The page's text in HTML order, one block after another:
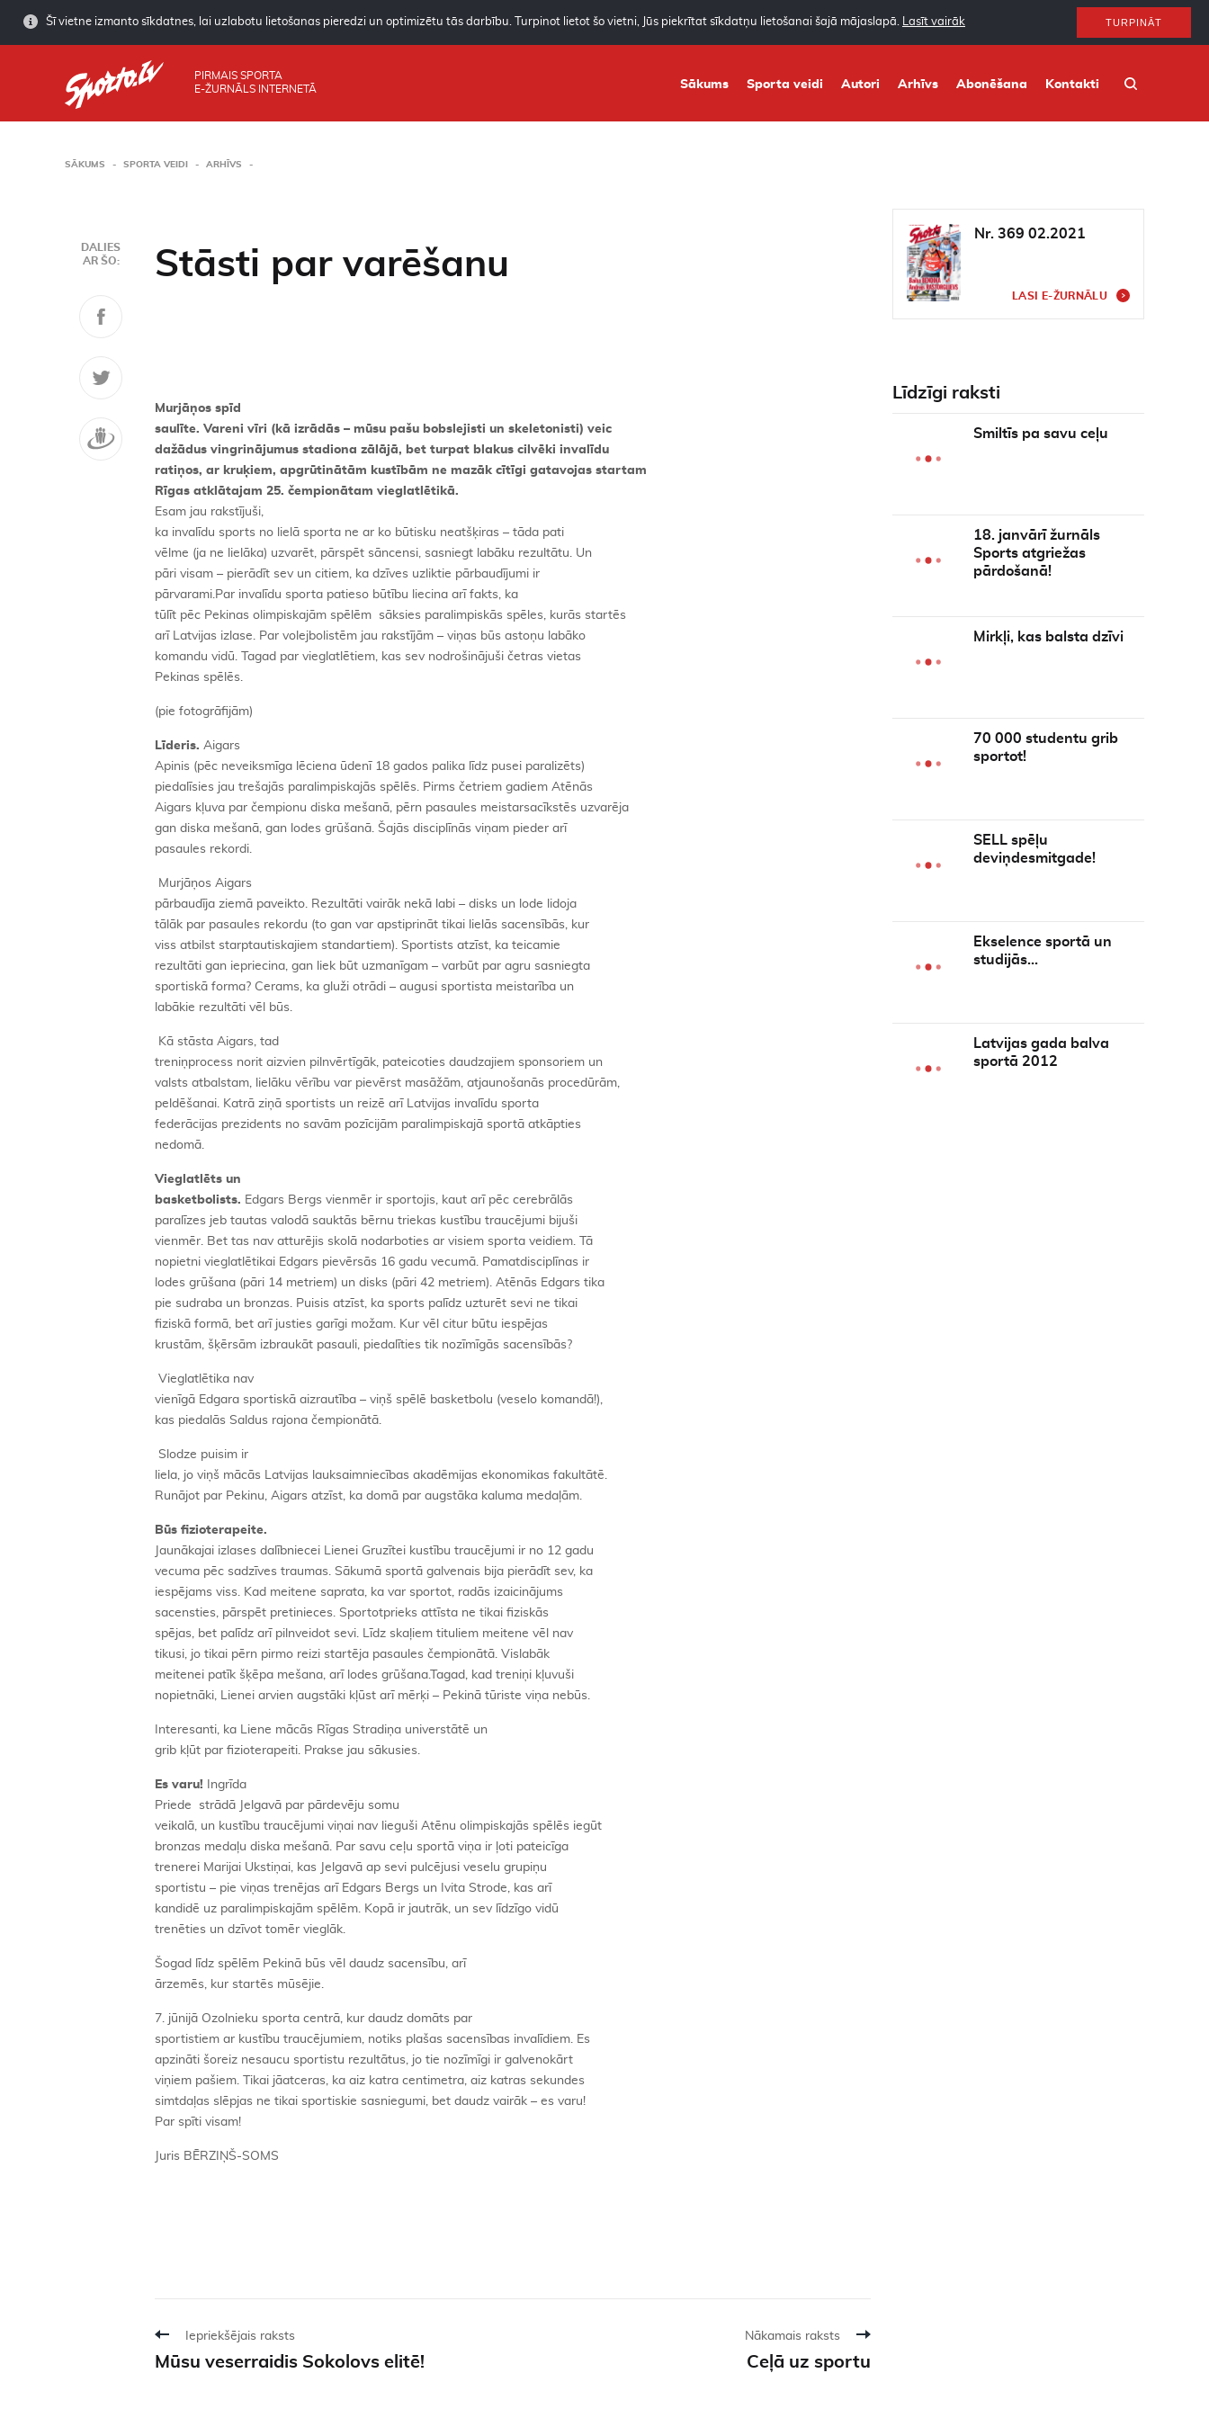
Šī vietne izmanto sīkdatnes, lai uzlabotu lietošanas pieredzi un optimizētu tās darbību. Turpinot lietot šo vietni, Jūs piekrītat sīkdatņu lietošanai šajā mājaslapā. Lasīt vairāk TURPINĀT
PIRMAIS SPORTA
E-ŽURNĀLS INTERNETĀ
Sākums Sporta veidi Autori Arhīvs Abonēšana Kontakti
SĀKUMS SPORTA VEIDI ARHĪVS
DALIES
AR ŠO:
Stāsti par varēšanu
Murjāņos spīd
saulīte. Vareni vīri (kā izrādās – mūsu pašu bobslejisti un skeletonisti) veic
dažādus vingrinājumus stadiona zālājā, bet turpat blakus cilvēki invalīdu
ratiņos, ar kruķiem, apgrūtinātām kustībām ne mazāk cītīgi gatavojas startam
Rīgas atklātajam 25. čempionātam vieglatlētikā.
Esam jau rakstījuši,
ka invalīdu sports no lielā sporta ne ar ko būtisku neatšķiras – tāda pati
vēlme (ja ne lielāka) uzvarēt, pārspēt sāncensi, sasniegt labāku rezultātu. Un
pāri visam – pierādīt sev un citiem, ka dzīves uzliktie pārbaudījumi ir
pārvarami.Par invalīdu sporta patieso būtību liecina arī fakts, ka
tūlīt pēc Pekinas olimpiskajām spēlēm sāksies paralimpiskās spēles, kurās startēs
arī Latvijas izlase. Par volejbolistēm jau rakstījām – viņas būs astoņu labāko
komandu vidū. Tagad par vieglatlētiem, kas sev nodrošinājuši četras vietas
Pekinas spēlēs.
(pie fotogrāfijām)
Līderis. Aigars
Apinis (pēc neveiksmīga lēciena ūdenī 18 gados palika līdz pusei paralizēts)
piedalīsies jau trešajās paralimpiskajās spēlēs. Pirms četriem gadiem Atēnās
Aigars kļuva par čempionu diska mešanā, pērn pasaules meistarsacīkstēs uzvarēja
gan diska mešanā, gan lodes grūšanā. Šajās disciplīnās viņam pieder arī
pasaules rekordi.
Murjāņos Aigars
pārbaudīja ziemā paveikto. Rezultāti vairāk nekā labi – disks un lode lidoja
tālāk par pasaules rekordu (to gan var apstiprināt tikai lielās sacensībās, kur
viss atbilst starptautiskajiem standartiem). Sportists atzīst, ka teicamie
rezultāti gan iepriecina, gan liek būt uzmanīgam – varbūt par agru sasniegta
sportiskā forma? Cerams, ka gluži otrādi – augusi sportista meistarība un
labākie rezultāti vēl būs.
Kā stāsta Aigars, tad
treniņprocess norit aizvien pilnvērtīgāk, pateicoties daudzajiem sponsoriem un
valsts atbalstam, lielāku vērību var pievērst masāžām, atjaunošanās procedūrām,
peldēšanai. Katrā ziņā sportists un reizē arī Latvijas invalīdu sporta
federācijas prezidents no savām pozīcijām paralimpiskajā sportā atkāpties
nedomā.
Vieglatlēts un
basketbolists. Edgars Bergs vienmēr ir sportojis, kaut arī pēc cerebrālās
paralīzes jeb tautas valodā sauktās bērnu triekas kustību traucējumi bijuši
vienmēr. Bet tas nav atturējis skolā nodarboties ar visiem sporta veidiem. Tā
nopietni vieglatlētikai Edgars pievērsās 16 gadu vecumā. Pamatdisciplīnas ir
lodes grūšana (pāri 14 metriem) un disks (pāri 42 metriem). Atēnās Edgars tika
pie sudraba un bronzas. Puisis atzīst, ka sports palīdz uzturēt sevi ne tikai
fiziskā formā, bet arī justies garīgi možam. Kur vēl citur būtu iespējas
krustām, šķērsām izbraukāt pasauli, piedalīties tik nozīmīgās sacensībās?
Vieglatlētika nav
vienīgā Edgara sportiskā aizrautība – viņš spēlē basketbolu (veselo komandā!),
kas piedalās Saldus rajona čempionātā.
Slodze puisim ir
liela, jo viņš mācās Latvijas lauksaimniecības akadēmijas ekonomikas fakultātē.
Runājot par Pekinu, Aigars atzīst, ka domā par augstāka kaluma medaļām.
Būs fizioterapeite.
Jaunākajai izlases dalībniecei Lienei Gruzītei kustību traucējumi ir no 12 gadu
vecuma pēc sadzīves traumas. Sākumā sportā galvenais bija pierādīt sev, ka
iespējams viss. Kad meitene saprata, ka var sportot, radās izaicinājums
sacensties, pārspēt pretinieces. Sportotprieks attīsta ne tikai fiziskās
spējas, bet palīdz arī pilnveidot sevi. Līdz skaļiem tituliem meitene vēl nav
tikusi, jo tikai pērn pirmo reizi startēja pasaules čempionātā. Vislabāk
meitenei patīk šķēpa mešana, arī lodes grūšana.Tagad, kad treniņi kļuvuši
nopietnāki, Lienei arvien augstāki kļūst arī mērķi – Pekinā tūriste viņa nebūs.
Interesanti, ka Liene mācās Rīgas Stradiņa universtātē un
grib kļūt par fizioterapeiti. Prakse jau sākusies.
Es varu! Ingrīda
Priede strādā Jelgavā par pārdevēju somu
veikalā, un kustību traucējumi viņai nav lieguši Atēnu olimpiskajās spēlēs iegūt
bronzas medaļu diska mešanā. Par savu ceļu sportā viņa ir ļoti pateicīga
trenerei Marijai Ukstiņai, kas Jelgavā ap sevi pulcējusi veselu grupiņu
sportistu – pie viņas trenējas arī Edgars Bergs un Ivita Strode, kas arī
kandidē uz paralimpiskajām spēlēm. Kopā ir jautrāk, un sev līdzīgo vidū
trenēties un dzīvot tomēr vieglāk.
Šogad līdz spēlēm Pekinā būs vēl daudz sacensību, arī
ārzemēs, kur startēs mūsējie.
7. jūnijā Ozolnieku sporta centrā, kur daudz domāts par
sportistiem ar kustību traucējumiem, notiks plašas sacensības invalīdiem. Es
apzināti šoreiz nesaucu sportistu rezultātus, jo tie nozīmīgi ir galvenokārt
viņiem pašiem. Tikai jāatceras, ka aiz katra centimetra, aiz katras sekundes
simtdaļas slēpjas ne tikai sportiskie sasniegumi, bet daudz vairāk – es varu!
Par spīti visam!
Juris BĒRZIŅŠ-SOMS
Iepriekšējais raksts
Mūsu veserraidis Sokolovs elitē!
Nākamais raksts
Ceļā uz sportu
Nr. 369 02.2021
LASI E-ŽURNĀLU
Līdzīgi raksti
Smiltīs pa savu ceļu
18. janvārī žurnāls
Sports atgriežas
pārdošanā!
Mirkļi, kas balsta dzīvi
70 000 studentu grib
sportot!
SELL spēļu
deviņdesmitgade!
Ekselence sportā un
studijās…
Latvijas gada balva
sportā 2012